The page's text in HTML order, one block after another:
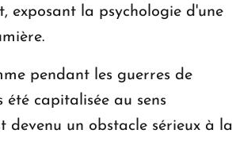
exposant la psychologie d'une
pendant les guerres de
capitalisée au sens
devenu un obstacle sérieux à la